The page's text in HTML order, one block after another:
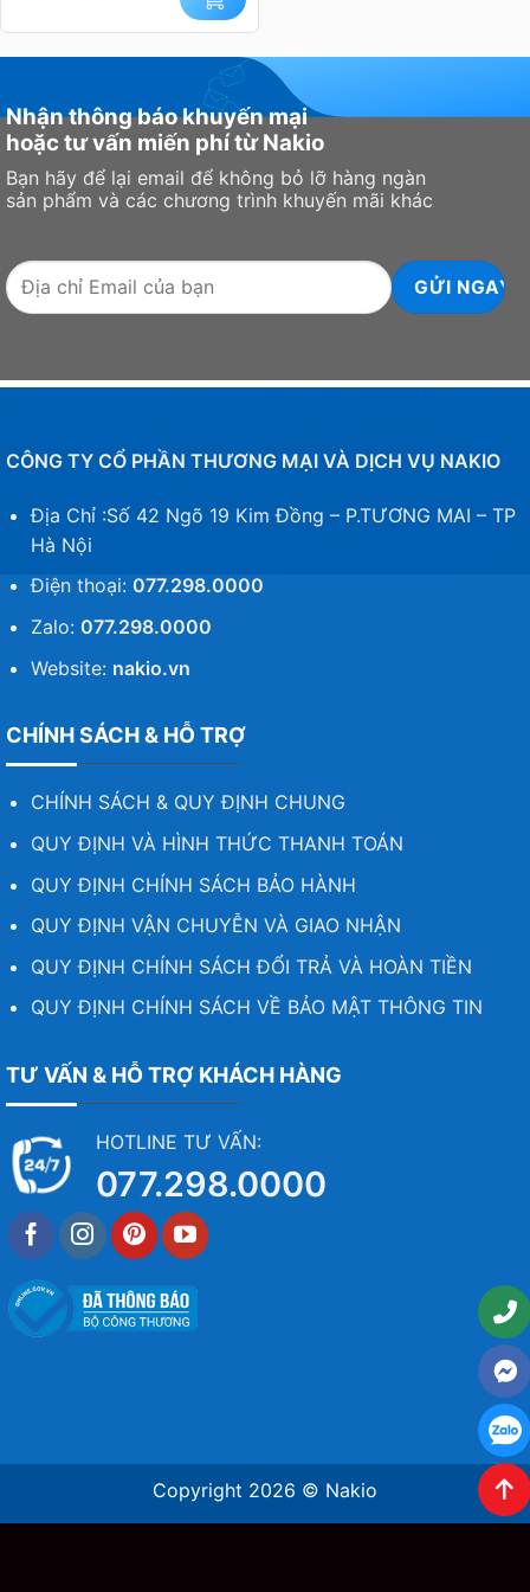
Nhận thông báo khuyến mại
hoặc tư vấn miến phí từ Nakio
Bạn hãy để lại email để không bỏ lỡ hàng ngàn
sản phẩm và các chương trình khuyến mãi khác
CÔNG TY CỔ PHẦN THƯƠNG MẠI VÀ DỊCH VỤ NAKIO
Địa Chỉ :Số 42 Ngõ 19 Kim Đồng – P.TƯƠNG MAI – TP
Hà Nội
Điện thoại: 077.298.0000
Zalo: 077.298.0000
Website: nakio.vn
CHÍNH SÁCH & HỖ TRỢ
CHÍNH SÁCH & QUY ĐỊNH CHUNG
QUY ĐỊNH VÀ HÌNH THỨC THANH TOÁN
QUY ĐỊNH CHÍNH SÁCH BẢO HÀNH
QUY ĐỊNH VẬN CHUYỄN VÀ GIAO NHẬN
QUY ĐỊNH CHÍNH SÁCH ĐỔI TRẢ VÀ HOÀN TIỀN
QUY ĐỊNH CHÍNH SÁCH VỀ BẢO MẬT THÔNG TIN
TƯ VẤN & HỖ TRỢ KHÁCH HÀNG
HOTLINE TƯ VẤN:
077.298.0000
Copyright 2026 © Nakio